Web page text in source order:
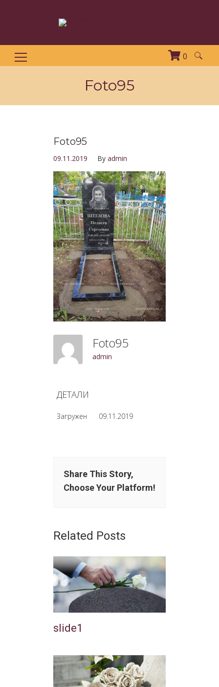
0
Найти:
Foto95
Foto95
09.11.2019 By admin
Foto95
admin
ДЕТАЛИ
Загружен 09.11.2019
Share This Story,
Choose Your Platform!
Related Posts
slide1